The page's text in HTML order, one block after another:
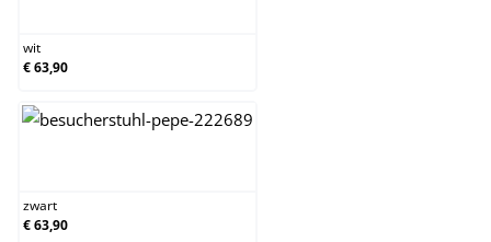
wit
€ 63,90
zwart
€ 63,90